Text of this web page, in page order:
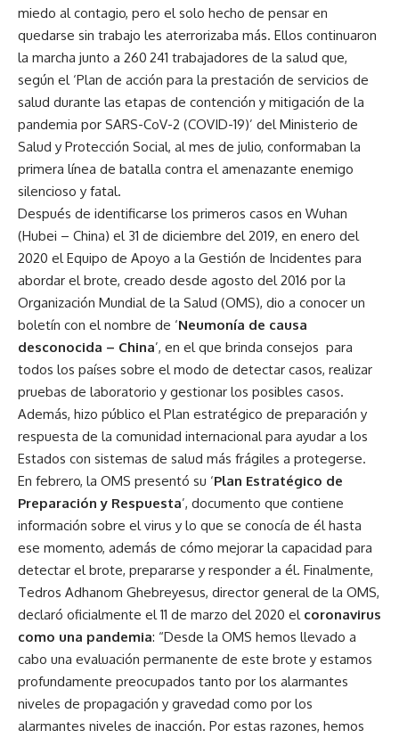
miedo al contagio, pero el solo hecho de pensar en
quedarse sin trabajo les aterrorizaba más. Ellos continuaron
la marcha junto a 260 241 trabajadores de la salud que,
según el ‘Plan de acción para la prestación de servicios de
salud durante las etapas de contención y mitigación de la
pandemia por SARS-CoV-2 (COVID-19)’ del Ministerio de
Salud y Protección Social, al mes de julio, conformaban la
primera línea de batalla contra el amenazante enemigo
silencioso y fatal.
Después de identificarse los primeros casos en Wuhan
(Hubei – China) el 31 de diciembre del 2019, en enero del
2020 el Equipo de Apoyo a la Gestión de Incidentes para
abordar el brote, creado desde agosto del 2016 por la
Organización Mundial de la Salud (OMS), dio a conocer un
boletín con el nombre de ‘Neumonía de causa
desconocida – China’, en el que brinda consejos para
todos los países sobre el modo de detectar casos, realizar
pruebas de laboratorio y gestionar los posibles casos.
Además, hizo público el Plan estratégico de preparación y
respuesta de la comunidad internacional para ayudar a los
Estados con sistemas de salud más frágiles a protegerse.
En febrero, la OMS presentó su ‘Plan Estratégico de
Preparación y Respuesta’, documento que contiene
información sobre el virus y lo que se conocía de él hasta
ese momento, además de cómo mejorar la capacidad para
detectar el brote, prepararse y responder a él. Finalmente,
Tedros Adhanom Ghebreyesus, director general de la OMS,
declaró oficialmente el 11 de marzo del 2020 el coronavirus
como una pandemia: “Desde la OMS hemos llevado a
cabo una evaluación permanente de este brote y estamos
profundamente preocupados tanto por los alarmantes
niveles de propagación y gravedad como por los
alarmantes niveles de inacción. Por estas razones, hemos